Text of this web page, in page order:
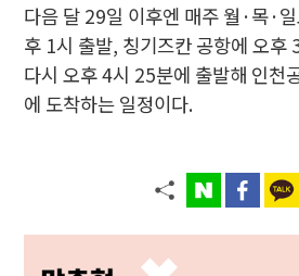
다음 달 29일 이후엔 매주 월·목·
후 1시 출발, 칭기즈칸 공항에 오후
다시 오후 4시 25분에 출발해 인천
에 도착하는 일정이다.